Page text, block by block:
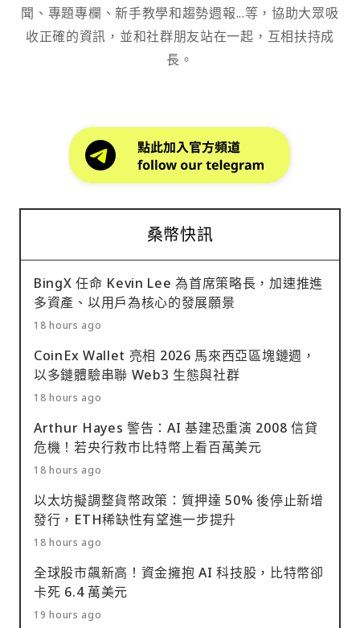
聞、專題專欄、新手教學和趨勢週報...等，協助大眾吸
收正確的資訊，並和社群朋友站在一起，互相扶持成
長。
桑幣快訊
BingX 任命 Kevin Lee 為首席策略長，加速推進
多資產、以用戶為核心的發展願景
18 hours ago
CoinEx Wallet 亮相 2026 馬來西亞區塊鏈週，
以多鏈體驗串聯 Web3 生態與社群
18 hours ago
Arthur Hayes 警告：AI 基建恐重演 2008 信貸
危機！若央行救市比特幣上看百萬美元
18 hours ago
以太坊擬調整貨幣政策：質押達 50% 後停止新增
發行，ETH稀缺性有望進一步提升
18 hours ago
全球股市飆新高！資金擁抱 AI 科技股，比特幣卻
卡死 6.4 萬美元
19 hours ago